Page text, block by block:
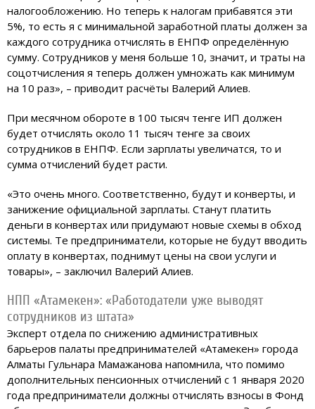
налогообложению. Но теперь к налогам прибавятся эти
5%, то есть я с минимальной заработной платы должен за
каждого сотрудника отчислять в ЕНПФ определённую
сумму. Сотрудников у меня больше 10, значит, и траты на
соцотчисления я теперь должен умножать как минимум
на 10 раз», – приводит расчёты Валерий Алиев.
При месячном обороте в 100 тысяч тенге ИП должен
будет отчислять около 11 тысяч тенге за своих
сотрудников в ЕНПФ. Если зарплаты увеличатся, то и
сумма отчислений будет расти.
«Это очень много. Соответственно, будут и конверты, и
занижение официальной зарплаты. Станут платить
деньги в конвертах или придумают новые схемы в обход
системы. Те предприниматели, которые не будут вводить
оплату в конвертах, поднимут цены на свои услуги и
товары», – заключил Валерий Алиев.
НПП «Атамекен»: «Работодатели уже выводят
сотрудников из штата»
Эксперт отдела по снижению административных
барьеров палаты предпринимателей «Атамекен» города
Алматы Гульнара Мамажанова напомнила, что помимо
дополнительных пенсионных отчислений с 1 января 2020
года предприниматели должны отчислять взносы в Фонд